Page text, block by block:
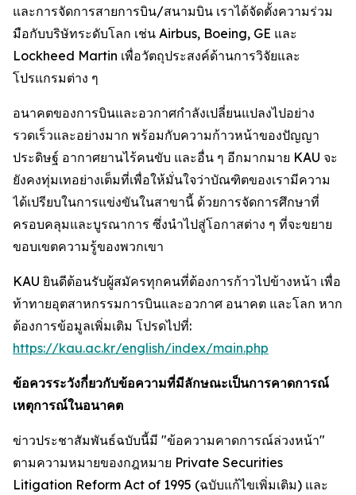
และการจัดการสายการบิน/สนามบิน เราได้จัดตั้งความร่วม
มือกับบริษัทระดับโลก เช่น Airbus, Boeing, GE และ
Lockheed Martin เพื่อวัตถุประสงค์ด้านการวิจัยและ
โปรแกรมต่าง ๆ
อนาคตของการบินและอวกาศกำลังเปลี่ยนแปลงไปอย่าง
รวดเร็วและอย่างมาก พร้อมกับความก้าวหน้าของปัญญา
ประดิษฐ์ อากาศยานไร้คนขับ และอื่น ๆ อีกมากมาย KAU จะ
ยังคงทุ่มเทอย่างเต็มที่เพื่อให้มั่นใจว่าบัณฑิตของเรามีความ
ได้เปรียบในการแข่งขันในสาขานี้ ด้วยการจัดการศึกษาที่
ครอบคลุมและบูรณาการ ซึ่งนำไปสู่โอกาสต่าง ๆ ที่จะขยาย
ขอบเขตความรู้ของพวกเขา
KAU ยินดีต้อนรับผู้สมัครทุกคนที่ต้องการก้าวไปข้างหน้า เพื่อ
ท้าทายอุตสาหกรรมการบินและอวกาศ อนาคต และโลก หาก
ต้องการข้อมูลเพิ่มเติม โปรดไปที่:
https://kau.ac.kr/english/index/main.php
ข้อควรระวังกี่ยวกับข้อความที่มีลักษณะเป็นการคาดการณ์
เหตุการณ์ในอนาคต
ข่าวประชาสัมพันธ์ฉบับนี้มี "ข้อความคาดการณ์ล่วงหน้า"
ตามความหมายของกฎหมาย Private Securities
Litigation Reform Act of 1995 (ฉบับแก้ไขเพิ่มเติม) และ